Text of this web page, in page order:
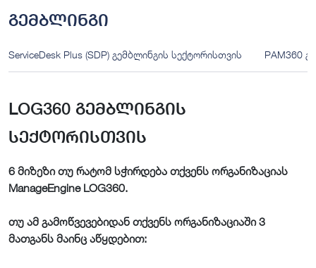
გემბლინგი
ServiceDesk Plus (SDP) გემბლინგის სექტორისთვის PAM360
LOG360 გემბლინგის
სექტორისთვის
6 მიზეზი თუ რატომ სჭირდება თქვენს ორგანიზაციას
ManageEngine LOG360.
თუ ამ გამოწვევებიდან თქვენს ორგანიზაციაში 3
მათგანს მაინც აწყდებით: